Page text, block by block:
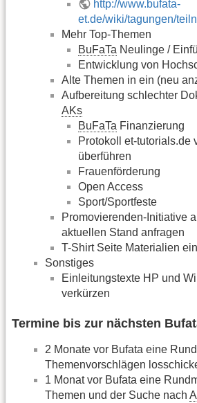
http://www.bufata-
et.de/wiki/tagungen/
Mehr Top-Themen
BuFaTa Neulinge /
Entwicklung von
Alte Themen in ein (neu
Aufbereitung schlechter
AKs
BuFaTa Finanzierung
Protokoll et-tutorials.de
überführen
Frauenförderung
Open Access
Sport/Sportfeste
Promovierenden-Initiative
aktuellen Stand anfragen
T-Shirt Seite Materialien
Sonstiges
Einleitungstexte HP und
verkürzen
Termine bis zur nächsten
2 Monate vor Bufata eine
Themenvorschlägen
1 Monat vor Bufata eine
Themen und der Suche nach